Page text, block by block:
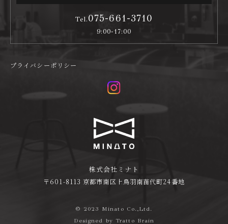
株式会社ミナト
〒601-8113 京都市南区上鳥羽南苗代町24番地
© 2023 Minato Co.,Ltd.
Designed by Tratto Brain
Tel.075-661-3710
9:00-17:00
プライバシーポリシー